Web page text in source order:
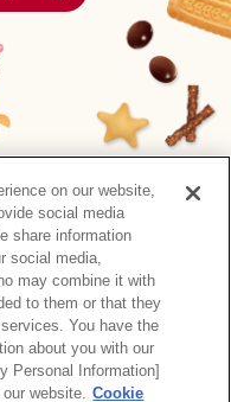
ト一覧
プライバシーポリシー
ご利用規約 リンク
on our website,
social media
share information
social media,
may combine it with
to them or that they
You have the
about you with our
Personal Information]
website. Cookie